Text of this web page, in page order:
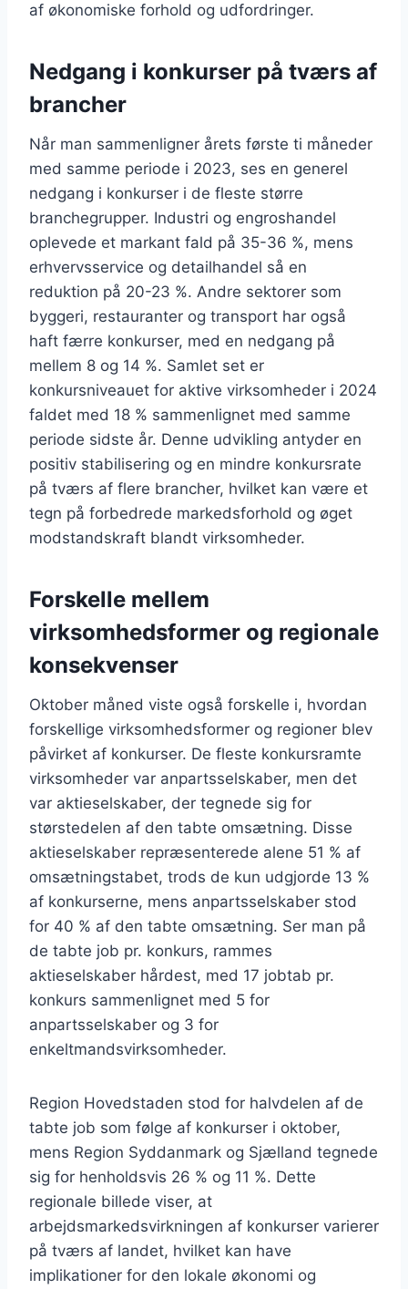
af økonomiske forhold og udfordringer.
Nedgang i konkurser på tværs af
brancher
Når man sammenligner årets første ti måneder
med samme periode i 2023, ses en generel
nedgang i konkurser i de fleste større
branchegrupper. Industri og engroshandel
oplevede et markant fald på 35-36 %, mens
erhvervsservice og detailhandel så en
reduktion på 20-23 %. Andre sektorer som
byggeri, restauranter og transport har også
haft færre konkurser, med en nedgang på
mellem 8 og 14 %. Samlet set er
konkursniveauet for aktive virksomheder i 2024
faldet med 18 % sammenlignet med samme
periode sidste år. Denne udvikling antyder en
positiv stabilisering og en mindre konkursrate
på tværs af flere brancher, hvilket kan være et
tegn på forbedrede markedsforhold og øget
modstandskraft blandt virksomheder.
Forskelle mellem
virksomhedsformer og regionale
konsekvenser
Oktober måned viste også forskelle i, hvordan
forskellige virksomhedsformer og regioner blev
påvirket af konkurser. De fleste konkursramte
virksomheder var anpartsselskaber, men det
var aktieselskaber, der tegnede sig for
størstedelen af den tabte omsætning. Disse
aktieselskaber repræsenterede alene 51 % af
omsætningstabet, trods de kun udgjorde 13 %
af konkurserne, mens anpartsselskaber stod
for 40 % af den tabte omsætning. Ser man på
de tabte job pr. konkurs, rammes
aktieselskaber hårdest, med 17 jobtab pr.
konkurs sammenlignet med 5 for
anpartsselskaber og 3 for
enkeltmandsvirksomheder.
Region Hovedstaden stod for halvdelen af de
tabte job som følge af konkurser i oktober,
mens Region Syddanmark og Sjælland tegnede
sig for henholdsvis 26 % og 11 %. Dette
regionale billede viser, at
arbejdsmarkedsvirkningen af konkurser varierer
på tværs af landet, hvilket kan have
implikationer for den lokale økonomi og